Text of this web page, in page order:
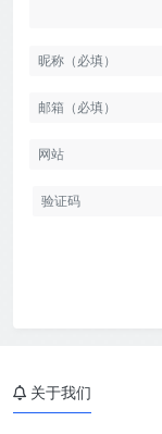
关于我们